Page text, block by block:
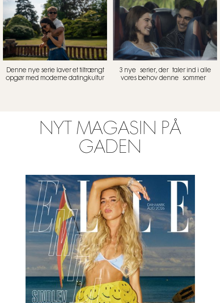
Denne nye serie laver et tiltrængt
opgør med moderne datingkultur
3 nye serier, der taler ind i alle
vores behov denne sommer
NYT MAGASIN PÅ
GADEN